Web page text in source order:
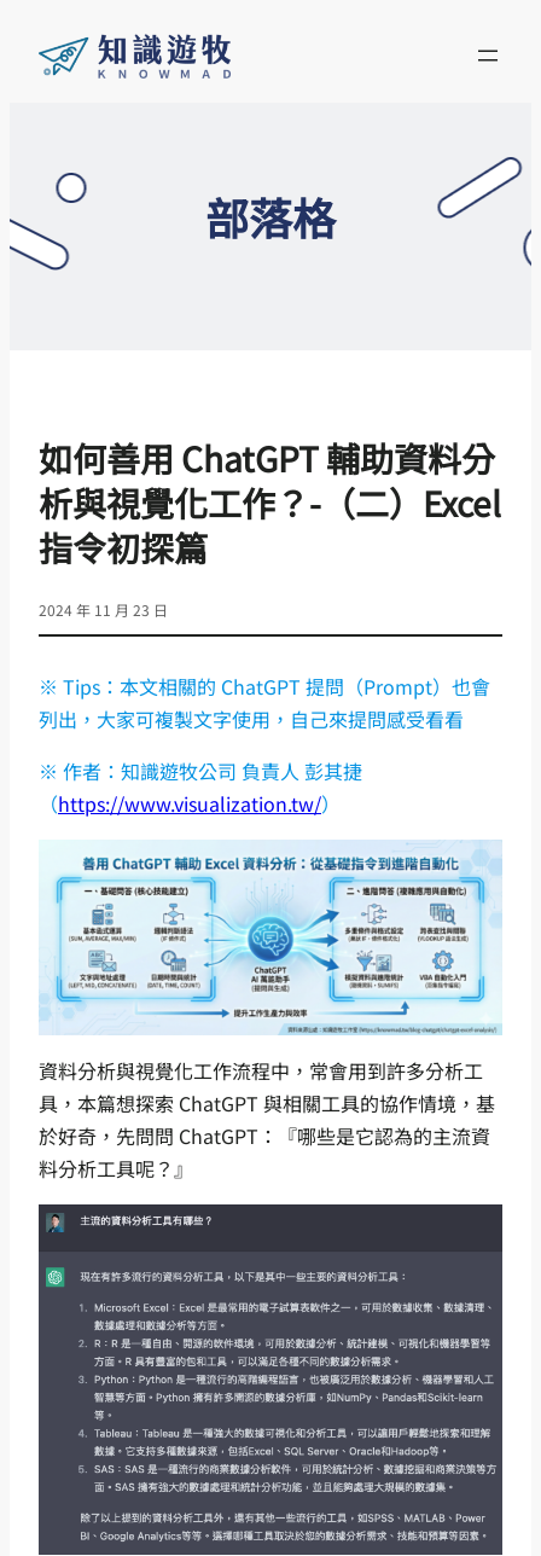
部落格
如何善用 ChatGPT 輔助資料分
析與視覺化工作？-（二）Excel
指令初探篇
2024 年 11 月 23 日
※ Tips：本文相關的 ChatGPT 提問（Prompt）也會
列出，大家可複製文字使用，自己來提問感受看看
※ 作者：知識遊牧公司 負責人 彭其捷
（https://www.visualization.tw/）
資料分析與視覺化工作流程中，常會用到許多分析工
具，本篇想探索 ChatGPT 與相關工具的協作情境，基
於好奇，先問問 ChatGPT：『哪些是它認為的主流資
料分析工具呢？』